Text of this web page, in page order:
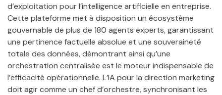
d’exploitation pour l’intelligence artificielle en entreprise.
Cette plateforme met à disposition un écosystème
gouvernable de plus de 180 agents experts, garantissant
une pertinence factuelle absolue et une souveraineté
totale des données, démontrant ainsi qu’une
orchestration centralisée est le moteur indispensable de
l’efficacité opérationnelle. L’IA pour la direction marketing
doit agir comme un chef d’orchestre, synchronisant les